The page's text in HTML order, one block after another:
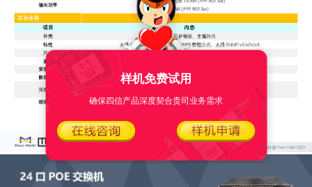
样机免费试用
确保四信产品深度契合贵司业务需求